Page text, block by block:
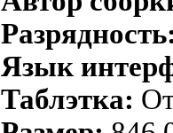
Язык
Таблэтка: